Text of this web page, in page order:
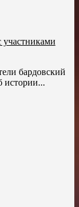
бардовский
истории...